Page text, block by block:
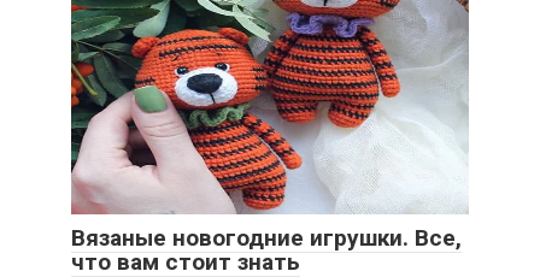
Вязаные новогодние игрушки. Все,
что вам стоит знать